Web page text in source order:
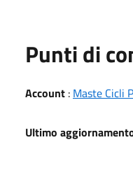
Punti di
Account : Maste Cicli
Ultimo